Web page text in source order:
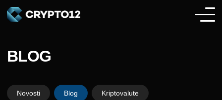
BLOG
Novosti Blog Kriptovalute